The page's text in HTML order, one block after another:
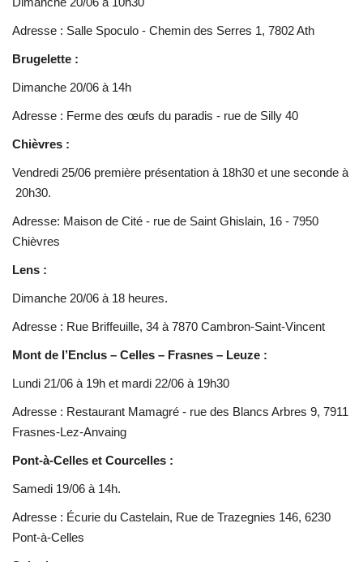
Adresse : Salle Spoculo - Chemin des Serres 1, 7802 Ath
Brugelette :
Dimanche 20/06 à 14h
Adresse : Ferme des œufs du paradis - rue de Silly 40
Chièvres :
Vendredi 25/06 première présentation à 18h30 et une seconde à
20h30.
Adresse: Maison de Cité - rue de Saint Ghislain, 16 - 7950
Chièvres
Lens :
Dimanche 20/06 à 18 heures.
Adresse : Rue Briffeuille, 34 à 7870 Cambron-Saint-Vincent
Mont de l’Enclus – Celles – Frasnes – Leuze :
Lundi 21/06 à 19h et mardi 22/06 à 19h30
Adresse : Restaurant Mamagré - rue des Blancs Arbres 9, 7911
Frasnes-Lez-Anvaing
Pont-à-Celles et Courcelles :
Samedi 19/06 à 14h.
Adresse : Écurie du Castelain, Rue de Trazegnies 146, 6230
Pont-à-Celles